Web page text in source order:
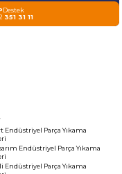
Destek
351 31 11
Endüstriyel Parça Yıkama
Endüstriyel Parça Yıkama
Endüstriyel Parça Yıkama